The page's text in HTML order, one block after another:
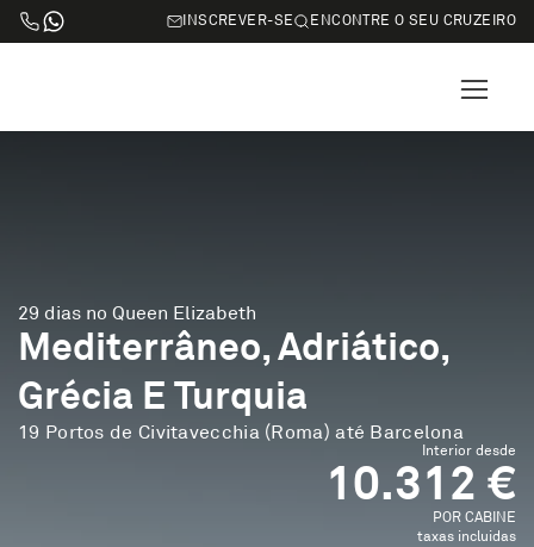
INSCREVER-SE ENCONTRE O SEU CRUZEIRO
29 dias no Queen Elizabeth
Mediterrâneo, Adriático,
Grécia E Turquia
19 Portos de Civitavecchia (Roma) até Barcelona
Interior desde
10.312 €
POR CABINE
taxas incluidas